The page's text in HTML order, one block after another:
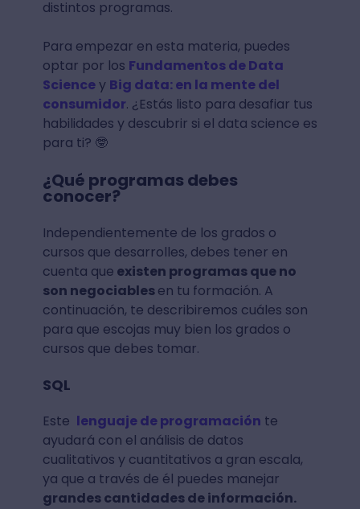
distintos programas.
Para empezar en esta materia, puedes
optar por los Fundamentos de Data
Sciencey Big data: en la mente del
consumidor. ¿Estás listo para desafiar tus
habilidades y descubrir si el data science es
para ti? 🤓
¿Qué programas debes
conocer?
Independientemente de los grados o
cursos que desarrolles, debes tener en
cuenta que existen programas que no
son negociablesen tu formación. A
continuación, te describiremos cuáles son
para que escojas muy bien los grados o
cursos que debes tomar.
SQL
Este lenguaje de programación te
ayudará con el análisis de datos
cualitativos y cuantitativos a gran escala,
ya que a través de él puedes manejar
grandes cantidades de información.